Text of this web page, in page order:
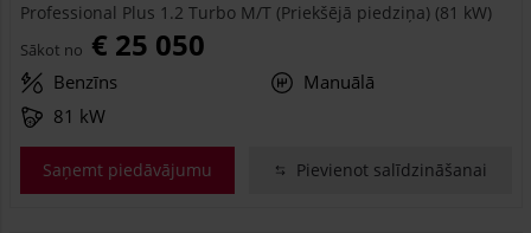
Professional Plus 1.2 Turbo M/T (Priekšējā piedziņa) (81 kW)
Sākot no € 25 050
Benzīns
Manuālā
81 kW
Saņemt piedāvājumu Pievienot salīdzināšanai